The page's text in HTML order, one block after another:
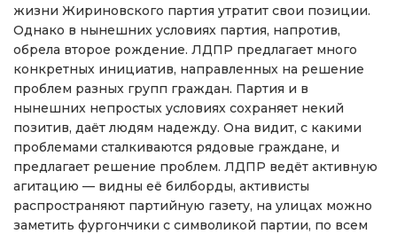
жизни Жириновского партия утратит свои позиции.
Однако в нынешних условиях партия, напротив,
обрела второе рождение. ЛДПР предлагает много
конкретных инициатив, направленных на решение
проблем разных групп граждан. Партия и в
нынешних непростых условиях сохраняет некий
позитив, даёт людям надежду. Она видит, с какими
проблемами сталкиваются рядовые граждане, и
предлагает решение проблем. ЛДПР ведёт активную
агитацию — видны её билборды, активисты
распространяют партийную газету, на улицах можно
заметить фургончики с символикой партии, по всем